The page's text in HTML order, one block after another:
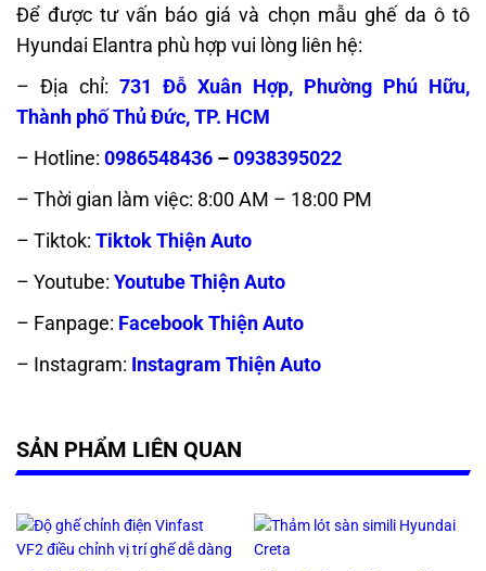
Để được tư vấn báo giá và chọn mẫu ghế da ô tô
Hyundai Elantra phù hợp vui lòng liên hệ:
– Địa chỉ: 731 Đỗ Xuân Hợp, Phường Phú Hữu,
Thành phố Thủ Đức, TP. HCM
– Hotline: 0986548436 –0938395022
– Thời gian làm việc: 8:00 AM – 18:00 PM
– Tiktok: Tiktok Thiện Auto
– Youtube: Youtube Thiện Auto
– Fanpage: Facebook Thiện Auto
– Instagram: Instagram Thiện Auto
SẢN PHẨM LIÊN QUAN